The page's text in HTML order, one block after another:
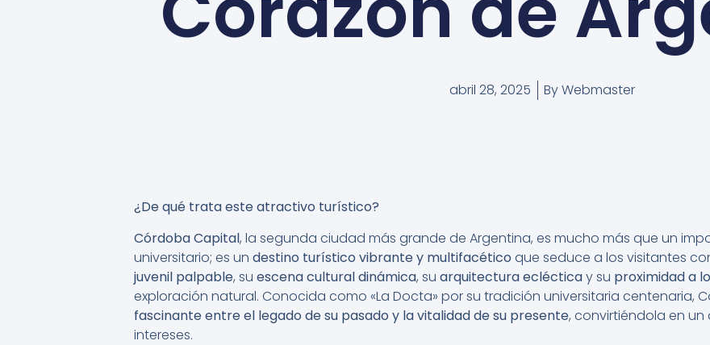
abril 28, 2025 ByWebmaster
¿De qué trata este atractivo turístico?
Córdoba Capital, la segunda ciudad más grande de Argentina, es mucho más que un
universitario; es un destino turístico vibrante y multifacético que seduce a los visitantes
juvenil palpable, su escena cultural dinámica, su arquitectura eclécticay su proximidad a
exploración natural. Conocida como «La Docta» por su tradición universitaria centenaria,
fascinante entre el legado de su pasado y la vitalidad de su presente, convirtiéndola en
intereses.